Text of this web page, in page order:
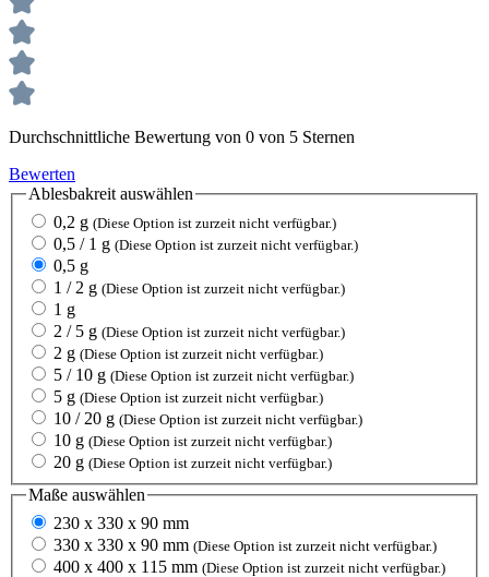
Durchschnittliche Bewertung von 0 von 5 Sternen
Bewerten
Ablesbakreitauswählen
0,2 g (Diese Option ist zurzeit nicht verfügbar.)
0,5 / 1 g (Diese Option ist zurzeit nicht verfügbar.)
0,5 g
1 / 2 g (Diese Option ist zurzeit nicht verfügbar.)
1 g
2 / 5 g (Diese Option ist zurzeit nicht verfügbar.)
2 g (Diese Option ist zurzeit nicht verfügbar.)
5 / 10 g (Diese Option ist zurzeit nicht verfügbar.)
5 g (Diese Option ist zurzeit nicht verfügbar.)
10 / 20 g (Diese Option ist zurzeit nicht verfügbar.)
10 g (Diese Option ist zurzeit nicht verfügbar.)
20 g (Diese Option ist zurzeit nicht verfügbar.)
Maße auswählen
230 x 330 x 90 mm
330 x 330 x 90 mm (Diese Option ist zurzeit nicht verfügbar.)
400 x 400 x 115 mm (Diese Option ist zurzeit nicht verfügbar.)